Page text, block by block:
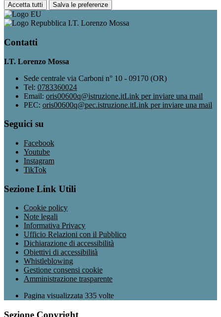
Accetta tutti Salva le preferenze
I.T. Lorenzo Mossa
Contatti
I.T. Lorenzo Mossa
Sede centrale via Carboni n° 10 - 09170 (OR)
Tel: 0783360024
Email: oris00600q@istruzione.itLink per inviare una mail
PEC: oris00600q@pec.istruzione.itLink per inviare una mail
Seguici su
Facebook
Youtube
Instagram
TikTok
Sezione Link Utili
Cookie policy
Note legali
Informativa Privacy
Ufficio Relazioni con il Pubblico
Dichiarazione di accessibilità
Obiettivi di accessibilità
Whistleblowing
Gestione consensi cookie
Amministrazione trasparente
Pagina visualizzata 335 volte
Sezione Copyright